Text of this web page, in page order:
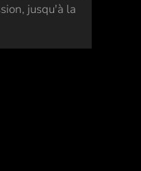
jusqu'à la